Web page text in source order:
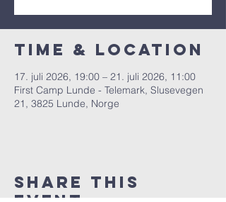
Time & Location
17. juli 2026, 19:00 – 21. juli 2026, 11:00
First Camp Lunde - Telemark, Slusevegen
21, 3825 Lunde, Norge
Share This